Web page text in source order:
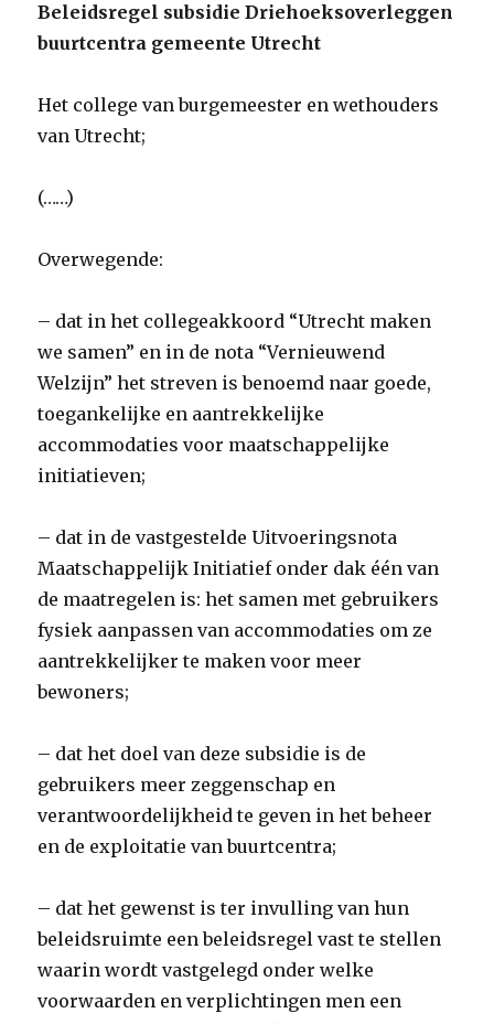
Beleidsregel subsidie Driehoeksoverleggen
buurtcentra gemeente Utrecht
Het college van burgemeester en wethouders
van Utrecht;
(……)
Overwegende:
– dat in het collegeakkoord “Utrecht maken
we samen” en in de nota “Vernieuwend
Welzijn” het streven is benoemd naar goede,
toegankelijke en aantrekkelijke
accommodaties voor maatschappelijke
initiatieven;
– dat in de vastgestelde Uitvoeringsnota
Maatschappelijk Initiatief onder dak één van
de maatregelen is: het samen met gebruikers
fysiek aanpassen van accommodaties om ze
aantrekkelijker te maken voor meer
bewoners;
– dat het doel van deze subsidie is de
gebruikers meer zeggenschap en
verantwoordelijkheid te geven in het beheer
en de exploitatie van buurtcentra;
– dat het gewenst is ter invulling van hun
beleidsruimte een beleidsregel vast te stellen
waarin wordt vastgelegd onder welke
voorwaarden en verplichtingen men een